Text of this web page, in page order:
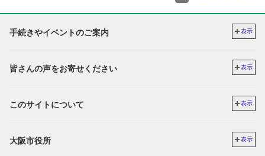
手続きやイベントのご案内 表示
皆さんの声をお寄せください 表示
このサイトについて 表示
大阪市役所 表示